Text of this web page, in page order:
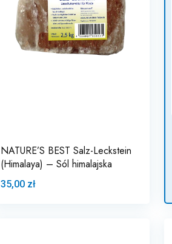
NATURE’S BEST Salz-Leckstein
(Himalaya) – Sól himalajska
35,00 zł